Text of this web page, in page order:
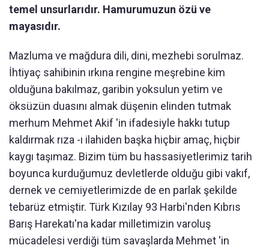
temel unsurlarıdır. Hamurumuzun özü ve
mayasıdır.
Mazluma ve mağdura dili, dini, mezhebi sorulmaz.
İhtiyaç sahibinin ırkına rengine meşrebine kim
olduğuna bakılmaz, garibin yoksulun yetim ve
öksüzün duasını almak düşenin elinden tutmak
merhum Mehmet Akif 'in ifadesiyle hakkı tutup
kaldırmak rıza -ı ilahiden başka hiçbir amaç, hiçbir
kaygı taşımaz. Bizim tüm bu hassasiyetlerimiz tarih
boyunca kurduğumuz devletlerde olduğu gibi vakıf,
dernek ve cemiyetlerimizde de en parlak şekilde
tebarüz etmiştir. Türk Kızılay 93 Harbi'nden Kıbrıs
Barış Harekatı'na kadar milletimizin varoluş
mücadelesi verdiği tüm savaşlarda Mehmet 'in